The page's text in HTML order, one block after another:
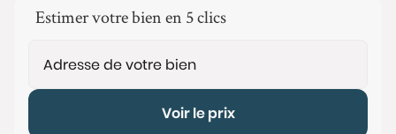
Estimer votre bien en 5 clics
Voir le prix